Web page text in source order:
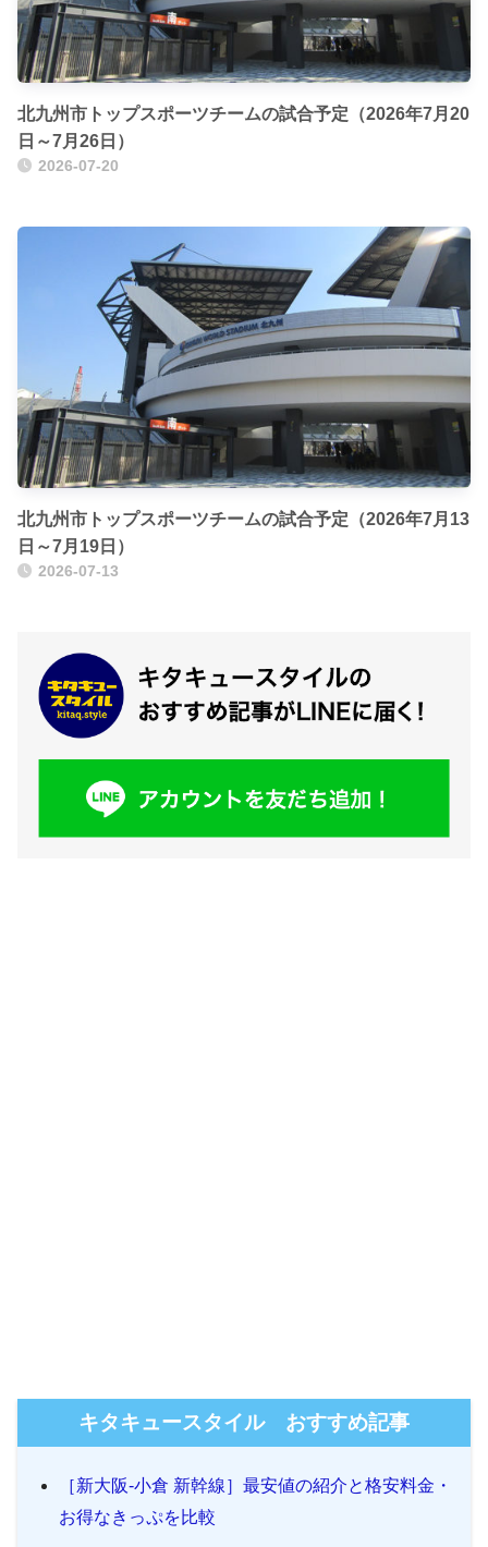
北九州市トップスポーツチームの試合予定（2026年7月20
日～7月26日）
2026-07-20
北九州市トップスポーツチームの試合予定（2026年7月13
日～7月19日）
2026-07-13
キタキュースタイル おすすめ記事
［新大阪-小倉 新幹線］最安値の紹介と格安料金・
お得なきっぷを比較